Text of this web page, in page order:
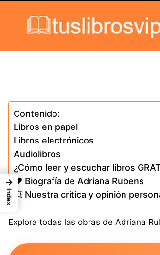
Contenido:
Libros en papel
Libros electrónicos
Audiolibros
¿Cómo leer y escuchar libros
❤️ Biografía de Adriana Rubens
💥 Nuestra crítica y opinión
Explora todas las obras de Adriana
→
Index